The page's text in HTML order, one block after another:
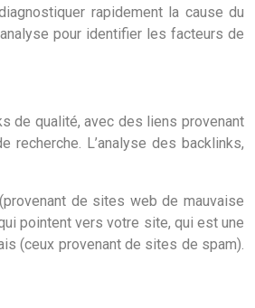
rapidement la cause du
pour identifier les facteurs de
de qualité, avec des liens provenant
L’analyse des backlinks,
de sites web de mauvaise
pointent vers votre site, qui est une
(ceux provenant de sites de spam).